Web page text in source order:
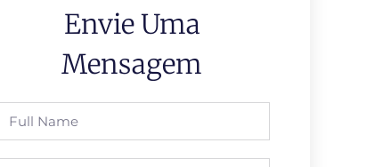
Envie Uma
Mensagem